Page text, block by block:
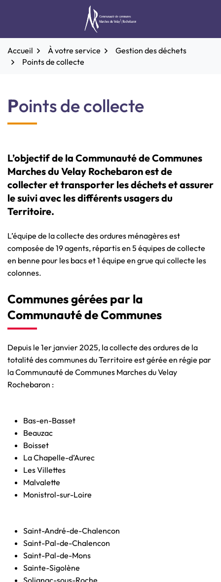
Communauté de
Accueil À votre service
Gestion des déchets
Points de collecte
Points de collecte
L’objectif de la Communauté de Communes
Marches du Velay Rochebaron est de
collecter et transporter les déchets et assurer
le suivi avec les différents usagers du
Territoire.
L’équipe de la collecte des ordures ménagères est
composée de 19 agents, répartis en 5 équipes de collecte
en benne pour les bacs et 1 équipe en grue qui collecte les
colonnes.
Communes gérées par la
Communauté de Communes
Depuis le 1er janvier 2025, la collecte des ordures de la
totalité des communes du Territoire est gérée en régie par
la Communauté de Communes Marches du Velay
Rochebaron :
Bas-en-Basset
Beauzac
Boisset
La Chapelle-d’Aurec
Les Villettes
Malvalette
Monistrol-sur-Loire
Saint-André-de-Chalencon
Saint-Pal-de-Chalencon
Saint-Pal-de-Mons
Sainte-Sigolène
Solignac-sous-Roche